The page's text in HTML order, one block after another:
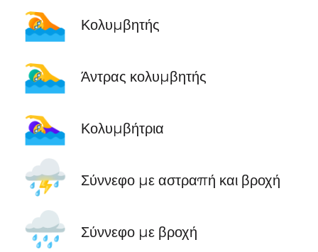
🏊 Κολυμβητής
🏊‍♂️ Άντρας κολυμβητής
🏊‍♀️ Κολυμβήτρια
⛈️ Σύννεφο με αστραπή και βροχή
🌧️ Σύννεφο με βροχή